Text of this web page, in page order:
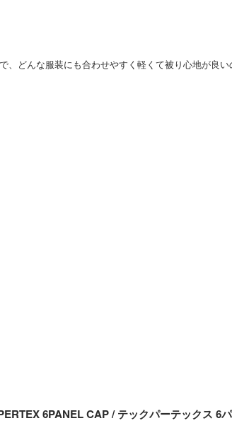
、どんな服装にも合わせやすく軽くて被り心地が
6PANEL CAP / テックパーテックス 6